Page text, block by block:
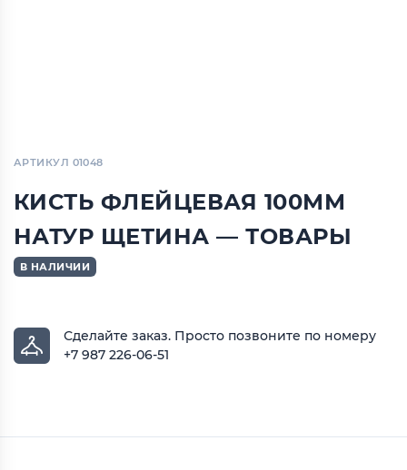
АРТИКУЛ 01048
КИСТЬ ФЛЕЙЦЕВАЯ 100ММ
НАТУР ЩЕТИНА — ТОВАРЫ
В НАЛИЧИИ
Сделайте заказ. Просто позвоните по номеру
+7 987 226-06-51